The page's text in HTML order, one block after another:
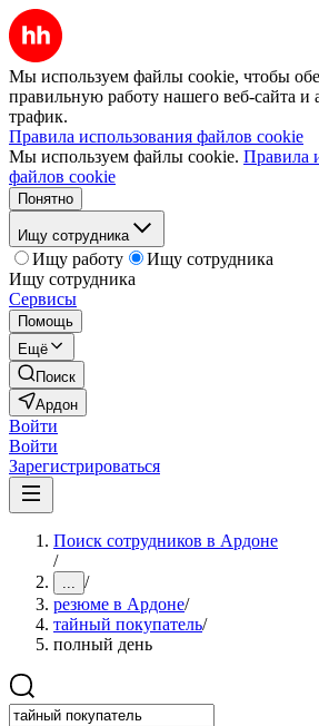
Мы используем файлы cookie, чтобы
правильную работу нашего веб-сайта и
трафик.
Правила использования файлов cookie
Мы используем файлы cookie. Правила
файлов cookie
Понятно
Ищу сотрудника
Ищу работу
Ищу сотрудника
Ищу сотрудника
Сервисы
Помощь
Ещё
Поиск
Ардон
Войти
Войти
Зарегистрироваться
Поиск сотрудников в Ардоне
/
... /
резюме в Ардоне/
тайный покупатель/
полный день